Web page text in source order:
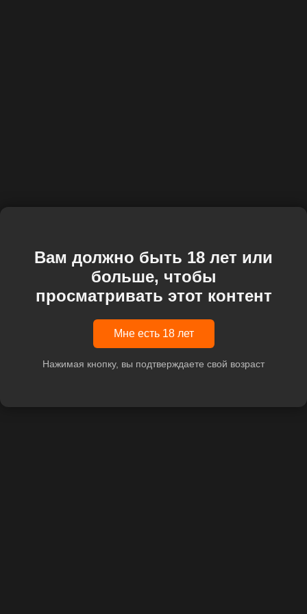
Вам должно быть 18 лет или
больше, чтобы
просматривать этот контент
Мне есть 18 лет
Нажимая кнопку, вы подтверждаете свой возраст